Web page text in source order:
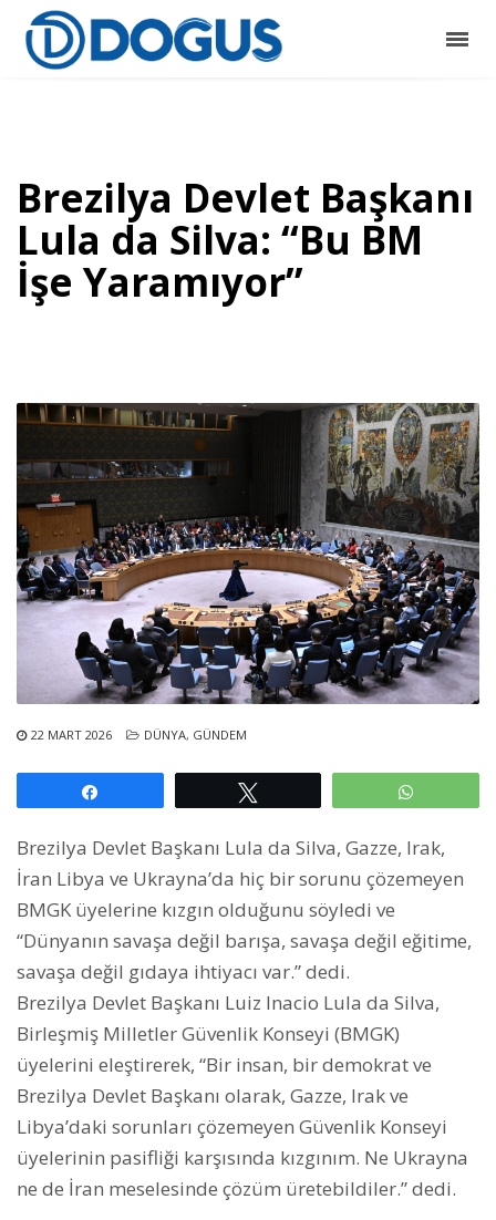
Brezilya Devlet Başkanı
Lula da Silva: “Bu BM
İşe Yaramıyor”
22 MART 2026 DÜNYA, GÜNDEM
Brezilya Devlet Başkanı Lula da Silva, Gazze, Irak,
İran Libya ve Ukrayna’da hiç bir sorunu çözemeyen
BMGK üyelerine kızgın olduğunu söyledi ve
“Dünyanın savaşa değil barışa, savaşa değil eğitime,
savaşa değil gıdaya ihtiyacı var.” dedi.
Brezilya Devlet Başkanı Luiz Inacio Lula da Silva,
Birleşmiş Milletler Güvenlik Konseyi (BMGK)
üyelerini eleştirerek, “Bir insan, bir demokrat ve
Brezilya Devlet Başkanı olarak, Gazze, Irak ve
Libya’daki sorunları çözemeyen Güvenlik Konseyi
üyelerinin pasifliği karşısında kızgınım. Ne Ukrayna
ne de İran meselesinde çözüm üretebildiler.” dedi.